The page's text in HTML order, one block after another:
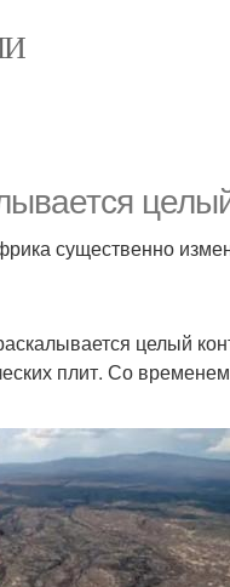
существенно
целый
плит. Со